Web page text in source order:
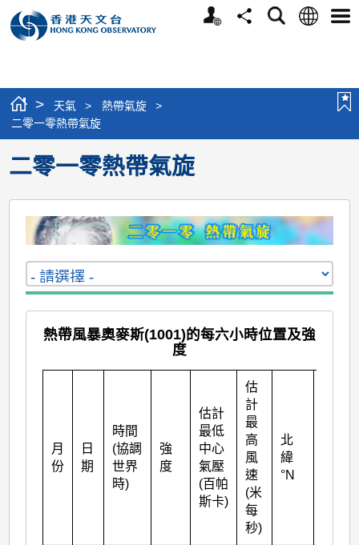
個
分
搜
語
選
> 天氣 > 熱帶氣旋
>
二零一零熱帶氣旋
二零一零熱帶氣旋
熱帶風暴奧麥斯(1001)的每六小時位置及強
度
月
份
日
期
時間
(協調
世界
時)
強
度
估計
最低
中心
氣壓
(百帕
斯卡)
估
計
最
高
風
速
(米
每
秒)
北
緯
°N